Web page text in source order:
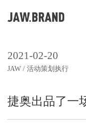
2021-02-20
JAW / 活动策划执行
捷奥出品了一